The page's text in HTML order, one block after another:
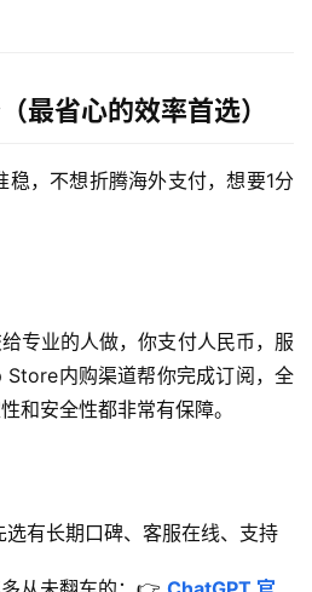
最省心的效率首选）
稳，不想折腾海外支付，想要1分
专业的人做，你支付人民币，服
内购渠道帮你完成订阅，全
和安全性都非常有保障。
选有长期口碑、客服在线、支持